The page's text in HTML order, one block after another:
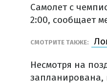
Самолет с
2:00, сообщает
СМОТРИТЕ ТАКЖЕ:
Несмотря на
запланирована,